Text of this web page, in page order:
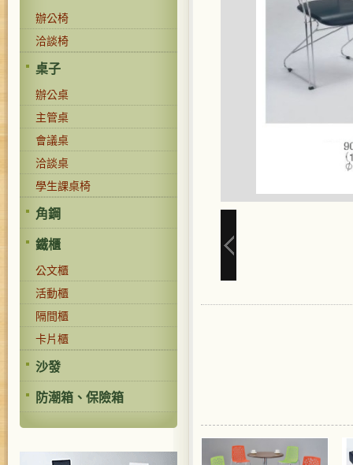
辦公椅
洽談椅
桌子
辦公桌
主管桌
會議桌
洽談桌
學生課桌椅
角鋼
鐵櫃
公文櫃
活動櫃
隔間櫃
卡片櫃
沙發
防潮箱、保險箱